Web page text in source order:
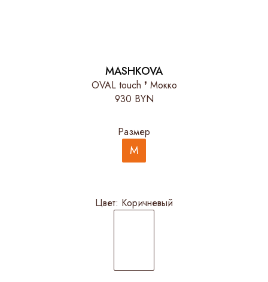
MASHKOVA
OVAL touch ❜ Мокко
930 BYN
Размер
M
Цвет: Коричневый